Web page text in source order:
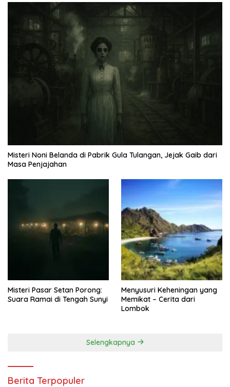
Misteri Noni Belanda di Pabrik Gula Tulangan, Jejak Gaib dari
Masa Penjajahan
Misteri Pasar Setan Porong:
Suara Ramai di Tengah Sunyi
Menyusuri Keheningan yang
Memikat – Cerita dari
Lombok
Selengkapnya
Berita Terpopuler